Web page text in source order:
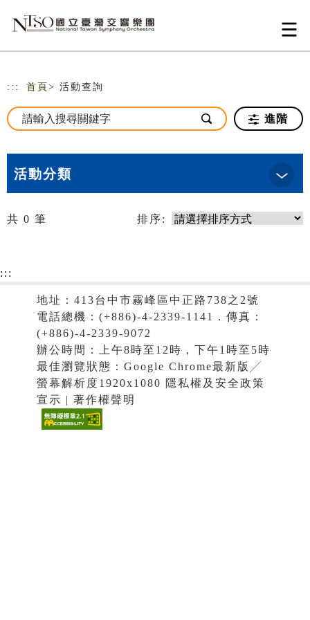
::: 首頁 > 活動查詢
進階
活動分類
共 0 筆 排序:
:::
地址：413台中市霧峰區中正路738之2號
電話總機：(+886)-4-2339-1141．傳真：
(+886)-4-2339-9072
辦公時間：上午8時至12時，下午1時至5時
最佳瀏覽狀態：Google Chrome最新版╱
螢幕解析度1920x1080 隱私權及安全政策
宣示 | 著作權聲明